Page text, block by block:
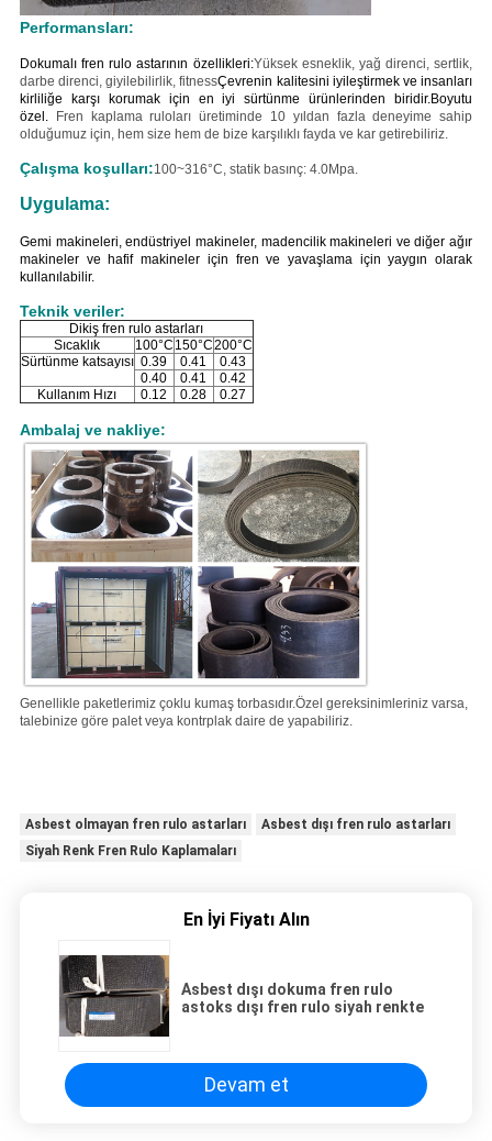
Performansları:
Dokumalı fren rulo astarının özellikleri:Yüksek esneklik, yağ direnci, sertlik,
darbe direnci, giyilebilirlik, fitnessÇevrenin kalitesini iyileştirmek ve insanları
kirliliğe karşı korumak için en iyi sürtünme ürünlerinden biridir.Boyutu
özel.
Fren kaplama ruloları üretiminde 10 yıldan fazla deneyime sahip
olduğumuz için, hem size hem de bize karşılıklı fayda ve kar getirebiliriz.
Çalışma koşulları:100~316°C, statik basınç: 4.0Mpa.
Uygulama:
Gemi makineleri, endüstriyel makineler, madencilik makineleri ve diğer ağır
makineler ve hafif makineler için fren ve yavaşlama için yaygın olarak
kullanılabilir.
Teknik veriler:
Dikiş fren rulo astarları
Sıcaklık
100°C 150°C200°C
Sürtünme katsayısı 0.39 0.41
0.43
0.40
0.41
0.42
Kullanım Hızı
0.12 0.28 0.27
Ambalaj ve nakliye:
Genellikle paketlerimiz çoklu kumaş torbasıdır.Özel gereksinimleriniz varsa,
talebinize göre palet veya kontrplak daire de yapabiliriz.
Asbest olmayan fren rulo astarları
Asbest dışı fren rulo astarları
Siyah Renk Fren Rulo Kaplamaları
En İyi Fiyatı Alın
Asbest dışı dokuma fren rulo
astoks dışı fren rulo siyah renkte
Devam et